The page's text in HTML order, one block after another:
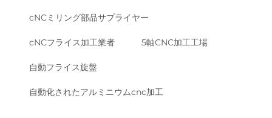
cNCミリング部品サプライヤー
cNCフライス加工業者 5軸CNC加工工場
自動フライス旋盤
自動化されたアルミニウムcnc加工